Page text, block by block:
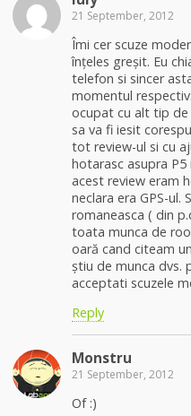
21 September, 2012
Îmi cer scuze
înțeles greșit. Eu
telefon si sincer
momentul
ocupat cu alt tip de
sa va fi iesit
tot review-ul si cu
hotarasc asupra P5
acest review eram
neclara era GPS-ul.
romaneasca ( din
toata munca de
oară cand citeam
știu de munca dvs.
acceptati scuzele
Reply
Monstru
21 September, 2012
Of :)